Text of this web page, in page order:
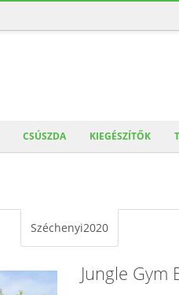
CSÚSZDA KIEGÉSZÍTŐK
Széchenyi2020
Jungle